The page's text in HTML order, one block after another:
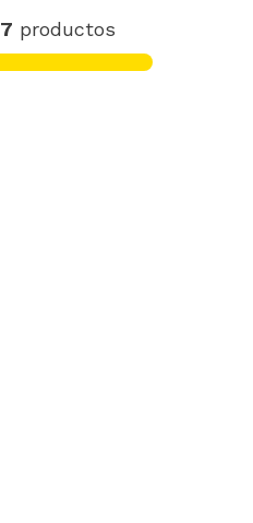
7 productos